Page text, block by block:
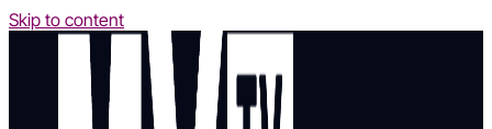
Skip to content